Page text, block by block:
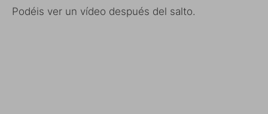
Podéis ver un vídeo después del salto.